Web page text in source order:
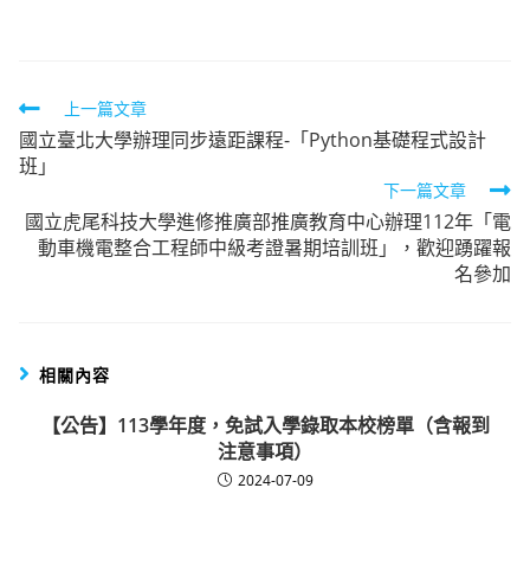
Read
more
articles
上一篇文章
國立臺北大學辦理同步遠距課程-「Python基礎程式設計
班」
下一篇文章
國立虎尾科技大學進修推廣部推廣教育中心辦理112年「電
動車機電整合工程師中級考證暑期培訓班」，歡迎踴躍報
名參加
相關內容
【公告】113學年度，免試入學錄取本校榜單（含報到
注意事項）
2024-07-09